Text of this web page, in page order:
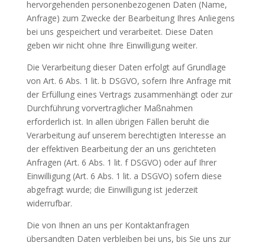
hervorgehenden personenbezogenen Daten (Name,
Anfrage) zum Zwecke der Bearbeitung Ihres Anliegens
bei uns gespeichert und verarbeitet. Diese Daten
geben wir nicht ohne Ihre Einwilligung weiter.
Die Verarbeitung dieser Daten erfolgt auf Grundlage
von Art. 6 Abs. 1 lit. b DSGVO, sofern Ihre Anfrage mit
der Erfüllung eines Vertrags zusammenhängt oder zur
Durchführung vorvertraglicher Maßnahmen
erforderlich ist. In allen übrigen Fällen beruht die
Verarbeitung auf unserem berechtigten Interesse an
der effektiven Bearbeitung der an uns gerichteten
Anfragen (Art. 6 Abs. 1 lit. f DSGVO) oder auf Ihrer
Einwilligung (Art. 6 Abs. 1 lit. a DSGVO) sofern diese
abgefragt wurde; die Einwilligung ist jederzeit
widerrufbar.
Die von Ihnen an uns per Kontaktanfragen
übersandten Daten verbleiben bei uns, bis Sie uns zur